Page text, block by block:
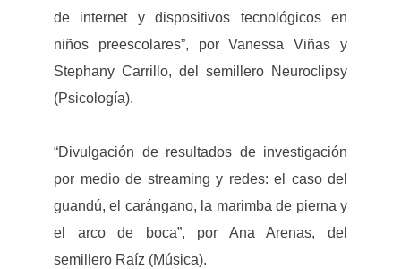
de internet y dispositivos tecnológicos en
niños preescolares”, por Vanessa Viñas y
Stephany Carrillo, del semillero Neuroclipsy
(Psicología).
“Divulgación de resultados de investigación
por medio de streaming y redes: el caso del
guandú, el carángano, la marimba de pierna y
el arco de boca”, por Ana Arenas, del
semillero Raíz (Música).